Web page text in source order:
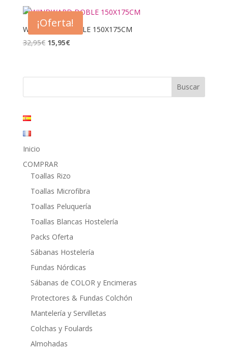
era:
17,95€.
es:
8,95€.
¡Oferta!
WINDWARD DOBLE 150X175CM
32,95€ El
era:
15,95€El
es:
Inicio
COMPRAR
Toallas Rizo
Toallas Microfibra
Toallas Peluquería
Toallas Blancas Hostelería
Packs Oferta
Sábanas Hostelería
Fundas Nórdicas
Sábanas de COLOR y Encimeras
Protectores & Fundas Colchón
Mantelería y Servilletas
Colchas y Foulards
Almohadas